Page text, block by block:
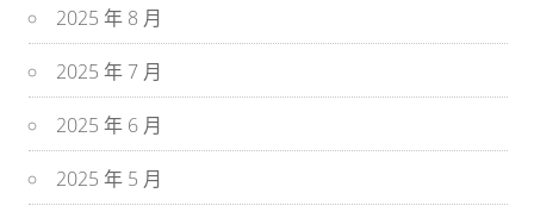
2025 年 8 月
2025 年 7 月
2025 年 6 月
2025 年 5 月